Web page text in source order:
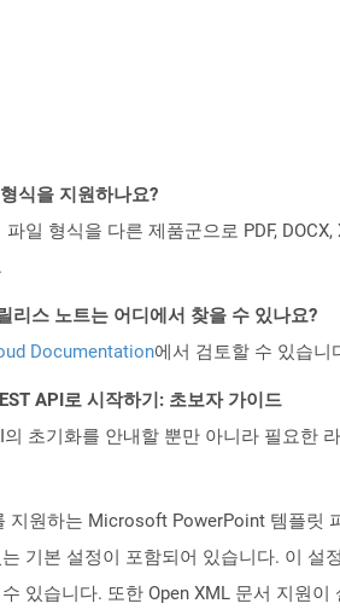
식을 지원하나요?
일 형식을 다른 제품군으로 PDF,
리스 노트는 어디에서 찾을 수 있나요?
Documentation에서 검토할 수 있습니
API로 시작하기: 초보자 가이드
초기화를 안내할 뿐만 아니라 필요한
지원하는 Microsoft PowerPoint 템플릿
기본 설정이 포함되어 있습니다. 이
있습니다. 또한 Open XML 문서 지원